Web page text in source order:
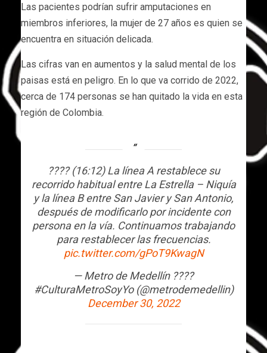
Las pacientes podrían sufrir amputaciones en
miembros inferiores, la mujer de 27 años es quien se
encuentra en situación delicada.
Las cifras van en aumentos y la salud mental de los
paisas está en peligro. En lo que va corrido de 2022,
cerca de 174 personas se han quitado la vida en esta
región de Colombia.
???? (16:12) La línea A restablece su
recorrido habitual entre La Estrella – Niquía
y la línea B entre San Javier y San Antonio,
después de modificarlo por incidente con
persona en la vía. Continuamos trabajando
para restablecer las frecuencias.
pic.twitter.com/gPoT9KwagN
— Metro de Medellín ????
#CulturaMetroSoyYo (@metrodemedellin)
December 30, 2022